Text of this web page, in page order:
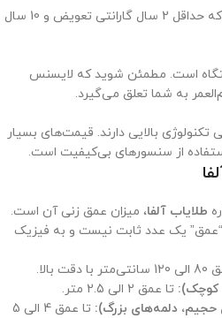
از نمایندگی‌های معتبر خرید کنید که حداقل 2 سال گارانتی تعویض و 10 سال
است. مطمئن شوید که لایسنس
به شما تعلق می‌گیرد.
بالایی دارند. قیمت‌های بسیار
از سنسورهای بی‌کیفیت است.
طلایاب آلفا، میزان عمق زنی آن است.
“عمق” یک عدد ثابت نیست و به فیزیک
بالا.
کوچک): تا عمق 2 الی 2.5 متر.
دلمه‌های بزرگ):
تا عمق 4 الی 5